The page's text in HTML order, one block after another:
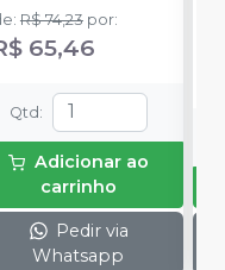
catalisador com 50g.
: R$ 74,23 por:
65,46
Qtd :
Adicionar ao
carrinho
Pedir via
Whatsapp